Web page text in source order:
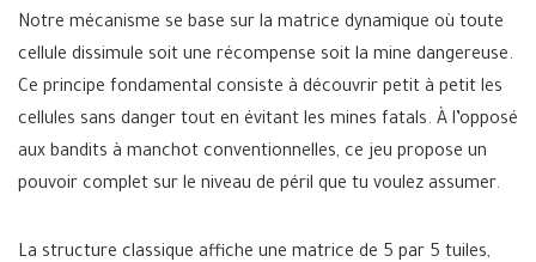
Notre mécanisme se base sur la matrice dynamique où toute
cellule dissimule soit une récompense soit la mine dangereuse.
Ce principe fondamental consiste à découvrir petit à petit les
cellules sans danger tout en évitant les mines fatals. À l’opposé
aux bandits à manchot conventionnelles, ce jeu propose un
pouvoir complet sur le niveau de péril que tu voulez assumer.
La structure classique affiche une matrice de 5 par 5 tuiles,